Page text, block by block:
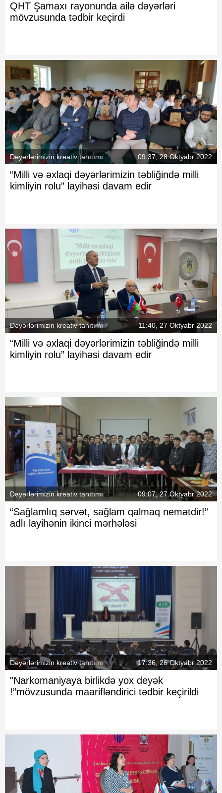
QHT Şamaxı rayonunda ailə dəyərləri
mövzusunda tədbir keçirdi
Dəyərlərimizin kreativ tanıtımı 09:37, 28 Oktyabr 2022
“Milli və əxlaqi dəyərlərimizin təbliğində milli
kimliyin rolu” layihəsi davam edir
Dəyərlərimizin kreativ tanıtımı 11:40, 27 Oktyabr 2022
“Milli və əxlaqi dəyərlərimizin təbliğində milli
kimliyin rolu” layihəsi davam edir
Dəyərlərimizin kreativ tanıtımı 09:07, 27 Oktyabr 2022
“Sağlamlıq sərvət, sağlam qalmaq nemətdir!”
adlı layihənin ikinci mərhələsi
Dəyərlərimizin kreativ tanıtımı 17:36, 26 Oktyabr 2022
"Narkomaniyaya birlikdə yox deyək
!”mövzusunda maarifləndirici tədbir keçirildi